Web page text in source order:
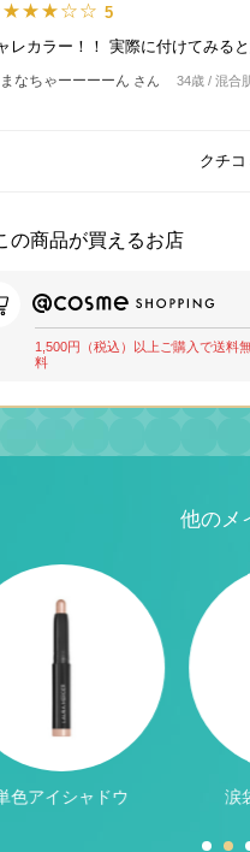
5
レカラー！！ 実際に付けてみる
まなちゃーーーーん さん 34歳 / 混合
クチ
の商品が買えるお店
1,500円（税込）以上ご購入で送料
料
他のメ
色アイシャドウ 涙